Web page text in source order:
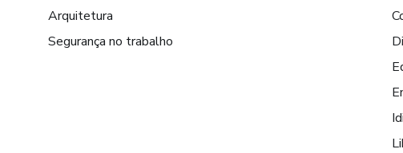
Arquitetura
Segurança no trabalho